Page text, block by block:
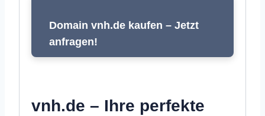
Domain vnh.de kaufen – Jetzt
anfragen!
vnh.de – Ihre perfekte